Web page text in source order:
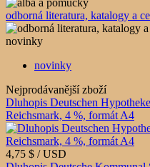
odborná literatura, katalogy a
novinky
novinky
Nejprodávanější zboží
Dluhopis Deutschen
Reichsmark, 4 %, formát A4
4,75 $ / USD